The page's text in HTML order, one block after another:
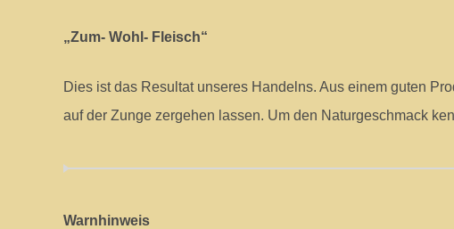
„Zum- Wohl- Fleisch“
Dies ist das Resultat unseres Handelns. Aus einem guten
auf der Zunge zergehen lassen. Um den Naturgeschmack
Warnhinweis